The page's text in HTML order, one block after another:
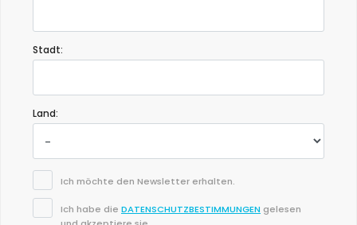
Stadt:
Land:
Ich möchte den Newsletter erhalten.
Ich habe die DATENSCHUTZBESTIMMUNGEN gelesen